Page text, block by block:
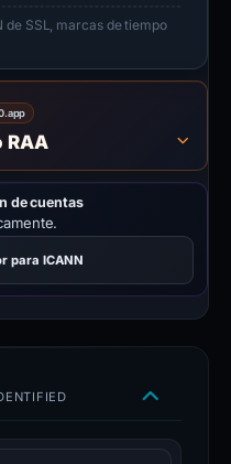
de SSL, marcas de tiempo
RAA
de cuentas
para ICANN